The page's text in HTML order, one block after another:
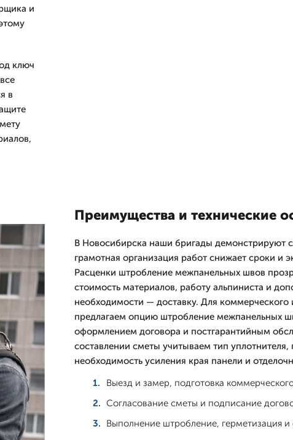
и
ключ
в
Преимущества и технические
В Новосибирска наши бригады демонстрируют
грамотная организация работ снижает сроки и
Расценки штробление межпанельных швов
стоимость материалов, работу альпиниста и
необходимости — доставку. Для коммерческого
предлагаем опцию штробление межпанельных
оформлением договора и постгарантийным
составлении сметы учитываем тип
необходимость усиления края панели и
Выезд и замер, подготовка
Согласование сметы и подписание
Выполнение штробление, герметизация